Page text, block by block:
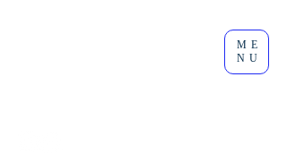
ME
NU